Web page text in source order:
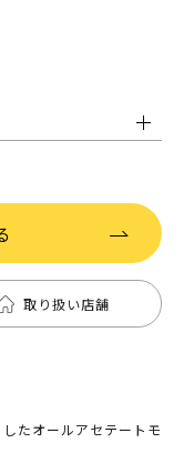
取り扱い店舗
たオールアセテートモ